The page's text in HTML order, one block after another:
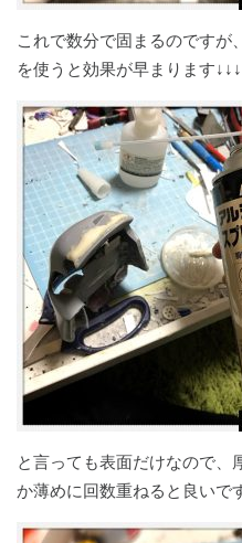
これで数分で固まるのですが
を使うと効果が早まります↓↓↓
と言っても表面だけなので、
か薄めに回数重ねると良いで